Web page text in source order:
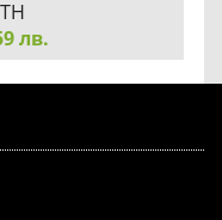
2xHDMI, Audio
LAN (RJ45) x1, 2.6
PT12)
лв.